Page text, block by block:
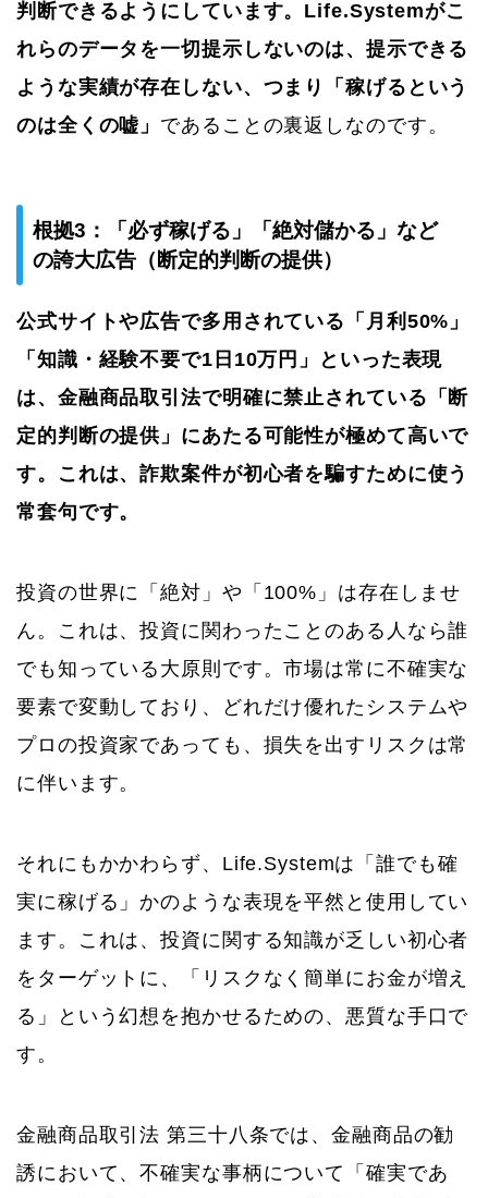
判断できるようにしています。Life.Systemがこ
れらのデータを一切提示しないのは、提示できる
ような実績が存在しない、つまり「稼げるという
のは全くの嘘」 であることの裏返しなのです。
根拠3：「必ず稼げる」「絶対儲かる」など
の誇大広告（断定的判断の提供）
公式サイトや広告で多用されている「月利50%」
「知識・経験不要で1日10万円」といった表現
は、金融商品取引法で明確に禁止されている「断
定的判断の提供」にあたる可能性が極めて高いで
す。これは、詐欺案件が初心者を騙すために使う
常套句です。
投資の世界に「絶対」や「100%」は存在しませ
ん。これは、投資に関わったことのある人なら誰
でも知っている大原則です。市場は常に不確実な
要素で変動しており、どれだけ優れたシステムや
プロの投資家であっても、損失を出すリスクは常
に伴います。
それにもかかわらず、Life.Systemは「誰でも確
実に稼げる」かのような表現を平然と使用してい
ます。これは、投資に関する知識が乏しい初心者
をターゲットに、「リスクなく簡単にお金が増え
る」という幻想を抱かせるための、悪質な手口で
す。
金融商品取引法 第三十八条では、金融商品の勧
誘において、不確実な事柄について「確実であ